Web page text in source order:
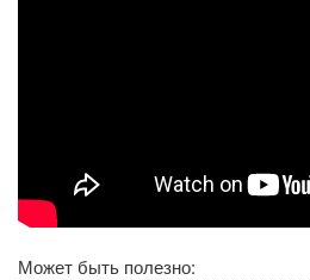
Может быть полезно: